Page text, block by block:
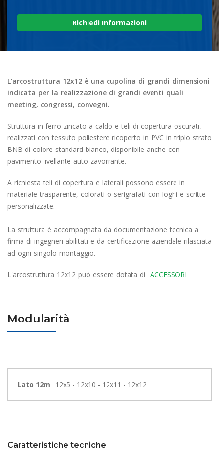
Richiedi Informazioni
L’arcostruttura 12x12 è una cupolina di grandi dimensioni
indicata per la realizzazione di grandi eventi quali
meeting, congressi, convegni.
Struttura in ferro zincato a caldo e teli di copertura oscurati,
realizzati con tessuto poliestere ricoperto in PVC in triplo strato
BNB di colore standard bianco, disponibile anche con
pavimento livellante auto-zavorrante.
A richiesta teli di copertura e laterali possono essere in
materiale trasparente, colorati o serigrafati con loghi e scritte
personalizzate.
La struttura è accompagnata da documentazione tecnica a
firma di ingegneri abilitati e da certificazione aziendale rilasciata
ad ogni singolo montaggio.
L'arcostruttura 12x12 può essere dotata di ACCESSORI
Modularità
Lato 12m 12x5 - 12x10 - 12x11 - 12x12
Caratteristiche tecniche